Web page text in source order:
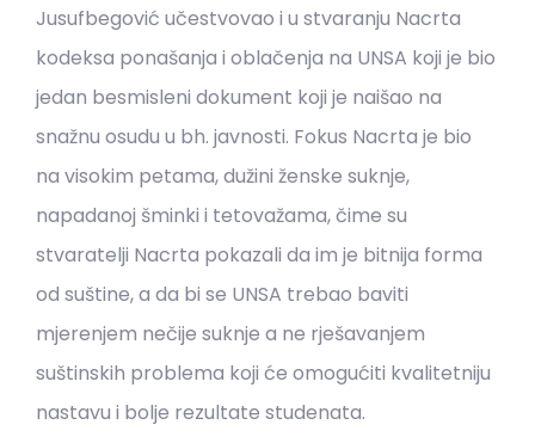
Jusufbegović učestvovao i u stvaranju Nacrta
kodeksa ponašanja i oblačenja na UNSA koji je bio
jedan besmisleni dokument koji je naišao na
snažnu osudu u bh. javnosti. Fokus Nacrta je bio
na visokim petama, dužini ženske suknje,
napadanoj šminki i tetovažama, čime su
stvaratelji Nacrta pokazali da im je bitnija forma
od suštine, a da bi se UNSA trebao baviti
mjerenjem nečije suknje a ne rješavanjem
suštinskih problema koji će omogućiti kvalitetniju
nastavu i bolje rezultate studenata.